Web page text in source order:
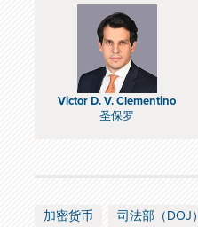
Victor D. V. Clementino
圣保罗
加密货币 司法部（DOJ）